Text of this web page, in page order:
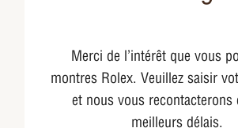
Merci de l’intérêt que vous
montres Rolex. Veuillez saisir
et nous vous recontacterons
meilleurs délais.